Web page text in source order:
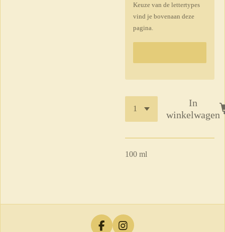
Keuze van de lettertypes
vind je bovenaan deze
pagina.
In
winkelwagen
100 ml
F I